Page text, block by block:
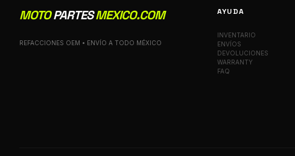
MOTOPARTESMEXICO.COM
REFACCIONES OEM • ENVÍO A TODO MÉXICO
AYUDA
INVENTARIO
ENVÍOS
DEVOLUCIONES
WARRANTY
FAQ